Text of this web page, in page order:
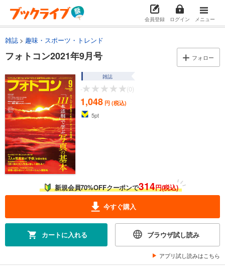
会員登録 ログイン メニュー
雑誌 趣味・スポーツ・トレンド
フォトコン2021年9月号 フォロー
雑誌
- (0)
1,048 円 (税込)
5pt
新規会員70%OFFクーポンで314円(税込)
今すぐ購入
カートに入れる ブラウザ試し読み
アプリ試し読みはこちら